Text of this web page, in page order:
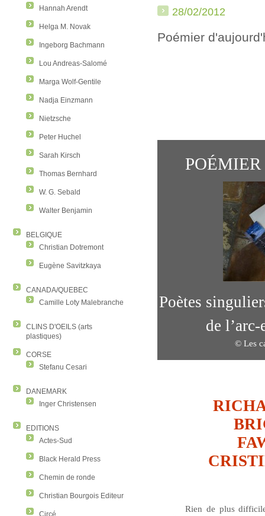
Hannah Arendt
Helga M. Novak
Ingeborg Bachmann
Lou Andreas-Salomé
Marga Wolf-Gentile
Nadja Einzmann
Nietzsche
Peter Huchel
Sarah Kirsch
Thomas Bernhard
W. G. Sebald
Walter Benjamin
BELGIQUE
Christian Dotremont
Eugène Savitzkaya
CANADA/QUEBEC
Camille Loty Malebranche
CLINS D'OEILS (arts
plastiques)
CORSE
Stefanu Cesari
DANEMARK
Inger Christensen
EDITIONS
Actes-Sud
Black Herald Press
Chemin de ronde
Christian Bourgois Editeur
Circé
28/02/2012
Poémier
Poètes
de
© Les
Rien de plus